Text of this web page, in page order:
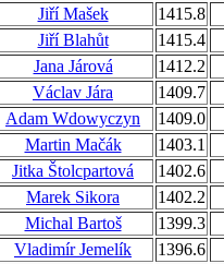
Jiří Mašek
1415.8
Jiří Blahůt
1415.4
Jana Járová
1412.2
Václav Jára
1409.7
Adam Wdowyczyn
1409.0
Martin Mačák
1403.1
Jitka Štolcpartová
1402.6
Marek Sikora
1402.2
Michal Bartoš
1399.3
Vladimír Jemelík
1396.6